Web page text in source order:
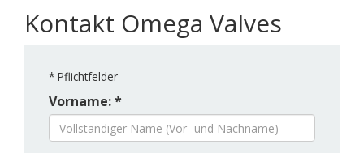
Kontakt Omega Valves
* Pflichtfelder
Vorname: *